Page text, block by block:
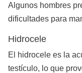
Algunos hombres
dificultades para
Hidrocele
El hidrocele es la
testículo, lo que